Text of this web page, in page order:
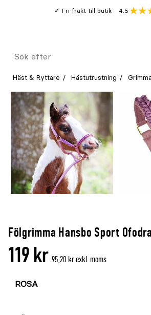
Fri frakt till butik 4.5
Meny
Sök
Häst & Ryttare Hästutrustning
Fölgrimma Hansbo Sport
119 kr 95,20 kr exkl. moms